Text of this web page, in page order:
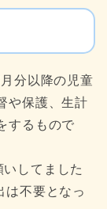
分以降の児童
や保護、生計
するもので
してました
は不要となっ